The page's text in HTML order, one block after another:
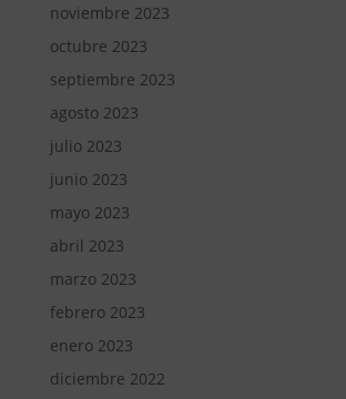
noviembre 2023
octubre 2023
septiembre 2023
agosto 2023
julio 2023
junio 2023
mayo 2023
abril 2023
marzo 2023
febrero 2023
enero 2023
diciembre 2022